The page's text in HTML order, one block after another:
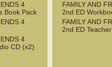
4
Book Pack
4
4
CD (x2)
FAMILY AND
2nd ED
FAMILY AND
2nd ED